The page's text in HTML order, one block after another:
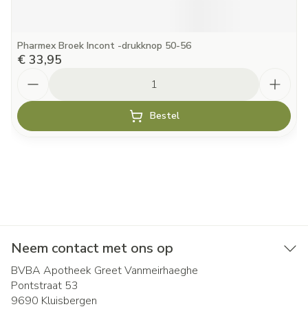
Pharmex Broek Incont -drukknop 50-56
€ 33,95
Bestel
Neem contact met ons op
BVBA Apotheek Greet Vanmeirhaeghe
Pontstraat 53
9690 Kluisbergen